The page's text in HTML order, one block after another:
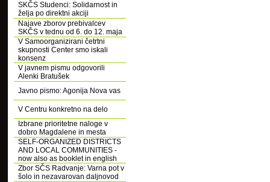
SKČS Studenci: Solidarnost in
želja po direktni akciji
Najave zborov prebivalcev
SKČS v tednu od 6. do 12. maja
V Samoorganizirani četrtni
skupnosti Center smo iskali
konsenz
V javnem pismu odgovorili
Alenki Bratušek
Javno pismo: Agonija Nova vas
V Centru konkretno na delo
Izbrane prioritetne naloge v
dobro Magdalene in mesta
SELF-ORGANIZED DISTRICTS
AND LOCAL COMMUNITIES -
now also as booklet in english
Zbor SČS Radvanje: Varna pot v
šolo in nezavarovan daljnovod